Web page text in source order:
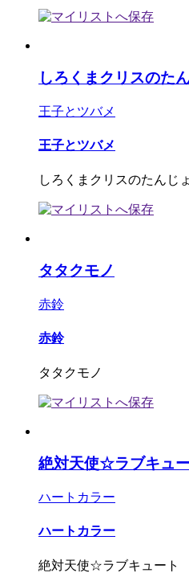
しろくまクリスのた
王子とツバメ
王子とツバメ
しろくまクリスのたんじ
タタクモノ
赤鈴
赤鈴
タタクモノ
絶対天使☆ラブキュ
ハートカラー
ハートカラー
絶対天使☆ラブキュート